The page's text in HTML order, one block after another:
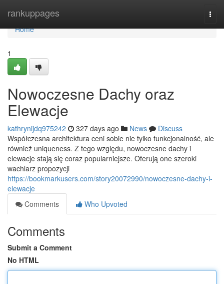
rankuppages
Home
Home
1
Nowoczesne Dachy oraz
Elewacje
kathrynijdq975242 327 days ago News
Discuss
Współczesna architektura ceni sobie nie tylko funkcjonalność, ale
również uniqueness. Z tego względu, nowoczesne dachy i
elewacje stają się coraz popularniejsze. Oferują one szeroki
wachlarz propozycji
https://bookmarkusers.com/story20072990/nowoczesne-dachy-i-
elewacje
Comments
Who Upvoted
Comments
Submit a Comment
No HTML